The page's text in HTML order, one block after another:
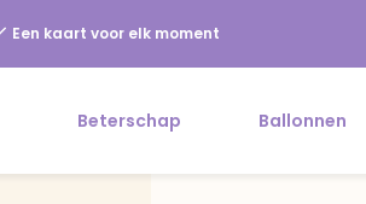
Een kaart voor elk moment
Beterschap Ballonnen